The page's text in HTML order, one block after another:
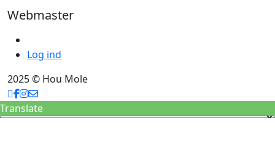
Webmaster
Log ind
2025 © Hou Mole
Translate